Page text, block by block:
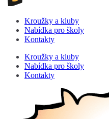
Kroužky a kluby
Nabídka pro školy
Kontakty
Kroužky a kluby
Nabídka pro školy
Kontakty